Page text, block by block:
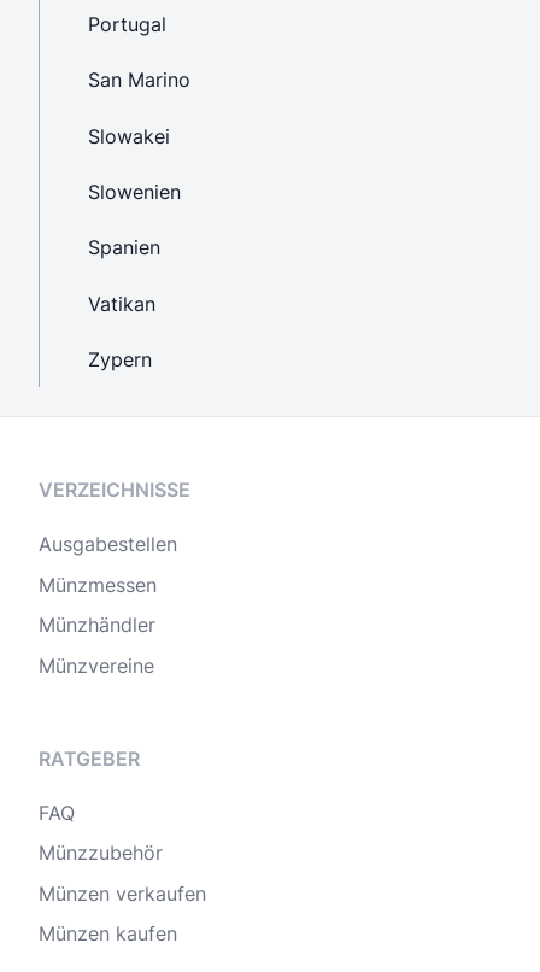
Portugal
San Marino
Slowakei
Slowenien
Spanien
Vatikan
Zypern
VERZEICHNISSE
Ausgabestellen
Münzmessen
Münzhändler
Münzvereine
RATGEBER
FAQ
Münzzubehör
Münzen verkaufen
Münzen kaufen